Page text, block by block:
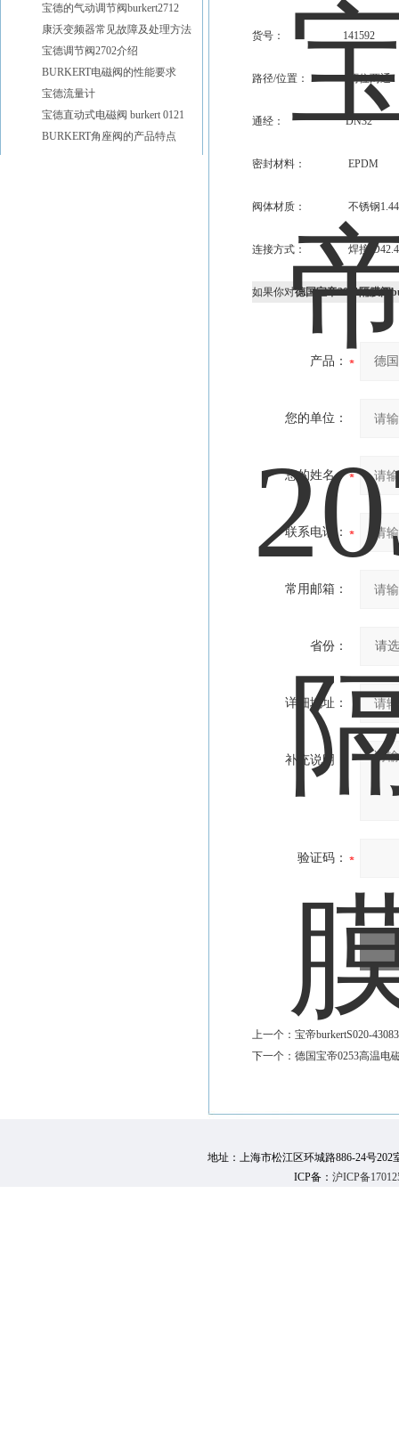
货号： 141592
路径/位置： 两位两通
通经： DN32
密封材料： EPDM
阀体材质： 不锈钢
连接方式： 焊接
如果你对德国宝帝2031隔膜阀
产品：
您的单位：
您的姓名：
联系电话：
常用邮箱：
省份：
详细地址：
补充说明：
验证码：
上一个： 宝帝burkertS020-
下一个： 德国宝帝0253高温电
宝德的气动调节阀burkert2712
康沃变频器常见故障及处理方法
宝德调节阀2702介绍
BURKERT电磁阀的性能要求
宝德流量计
宝德直动式电磁阀 burkert 0121
BURKERT角座阀的产品特点
地址：上海市松江区环城路886-24号202
ICP备： 沪ICP备